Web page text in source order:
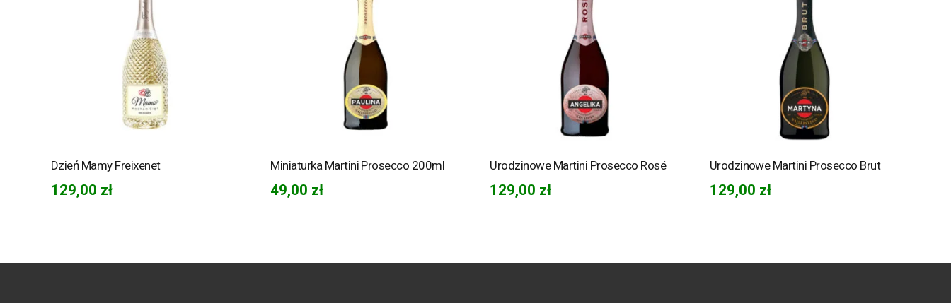
Dzień Mamy Freixenet
129,00 zł
Miniaturka Martini Prosecco 200ml
49,00 zł
Urodzinowe Martini Prosecco Rosé
129,00 zł
Urodzinowe Martini Prosecco Brut
129,00 zł